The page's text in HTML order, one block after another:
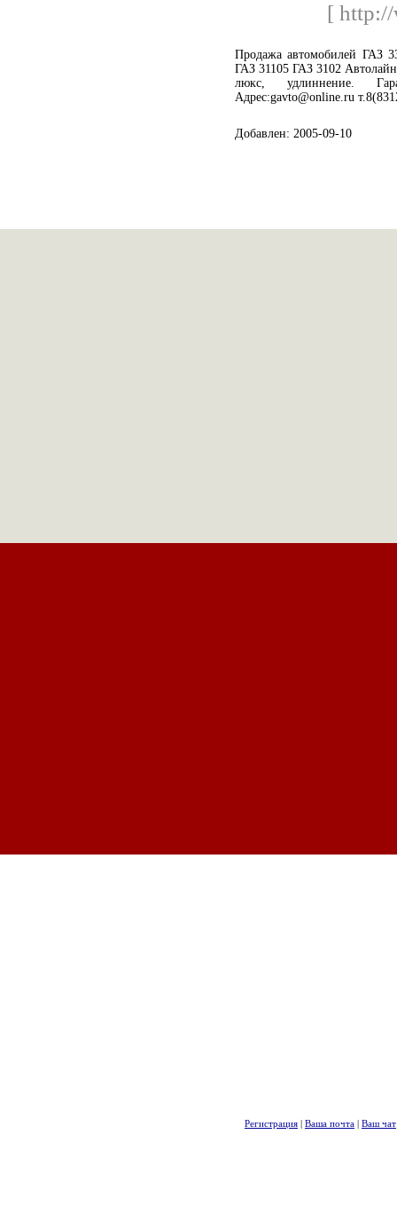
[
Продажа автомобилей ГАЗ
ГАЗ 31105 ГАЗ 3102
люкс, удлиннение.
Адрес:gavto@online.ru
Добавлен: 2005-09-10
Регистрация | Ваша почта | Ваш чат